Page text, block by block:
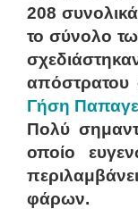
208
το σύνολο
απόστρατου
Γήση
Πολύ
οποίο
φάρων.